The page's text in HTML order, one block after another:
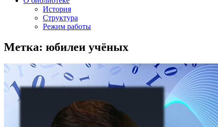
История
Структура
Режим работы
Метка: юбилеи учёных